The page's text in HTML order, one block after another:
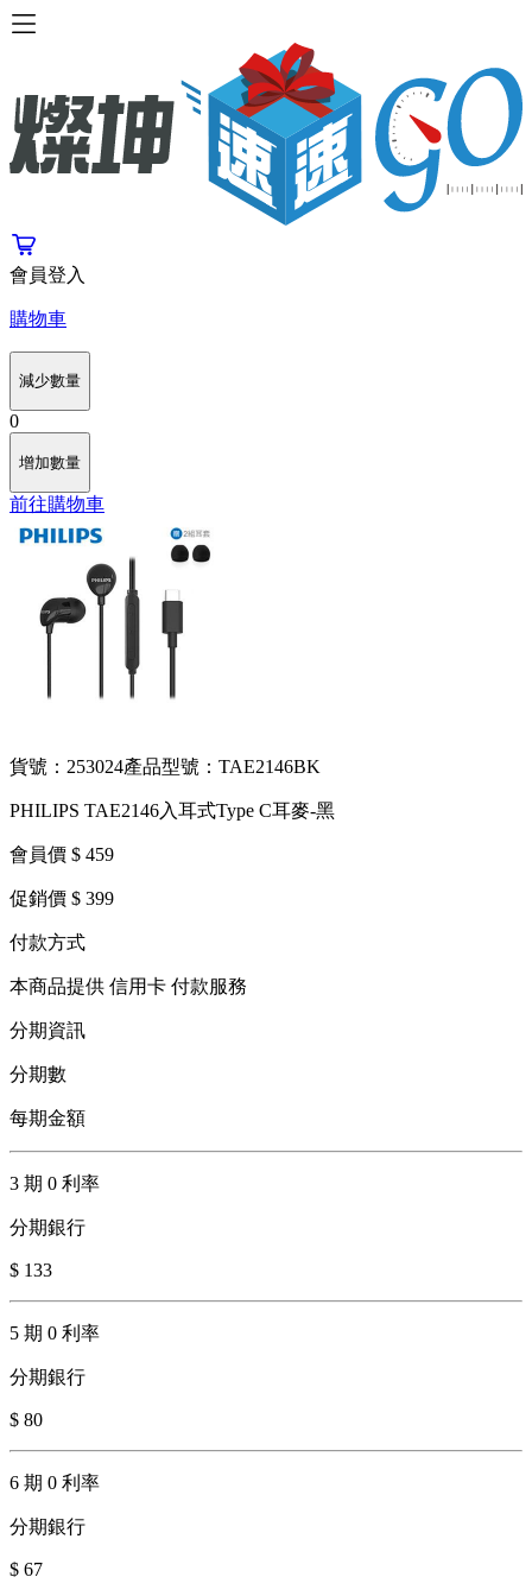
會員登入
購物車
減少數量
0
增加數量
前往購物車
貨號：253024產品型號：TAE2146BK
PHILIPS TAE2146入耳式Type C耳麥-黑
會員價 $ 459
促銷價 $ 399
付款方式
本商品提供 信用卡 付款服務
分期資訊
分期數
每期金額
3 期 0 利率
分期銀行
$ 133
5 期 0 利率
分期銀行
$ 80
6 期 0 利率
分期銀行
$ 67